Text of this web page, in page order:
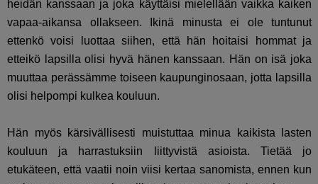
heidän kanssaan ja joka käyttäisi mielellään vaikka kaiken
vapaa-aikansa ollakseen. Ikinä minusta ei ole tuntunut
ettenkö voisi luottaa siihen, että hän hoitaisi hommat ja
etteikö lapsilla olisi hyvä hänen kanssaan. Hän on isä joka
muuttaa perässämme toiseen kaupunginosaan, jotta lapsilla
olisi helpompi kulkea kouluun.
Hän myös kärsivällisesti muistuttaa minua kaikista lasten
kouluun ja harrastuksiin liittyvistä asioista. Tietää jo
etukäteen, että vaatii noin viisi kertaa sanomista, ennen kun